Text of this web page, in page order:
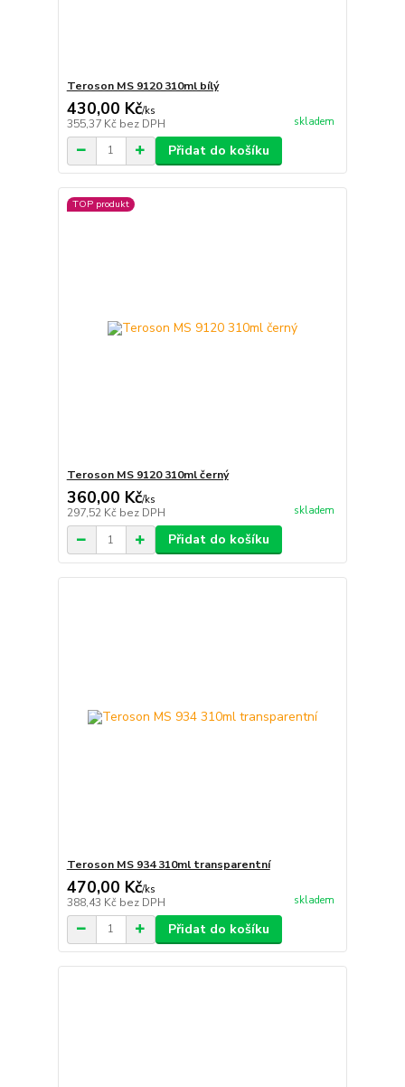
Teroson MS 9120 310ml bílý
430,00 Kč/ks
355,37 Kč bez DPH skladem
Přidat do košíku
TOP produkt
Teroson MS 9120 310ml černý
360,00 Kč/ks
297,52 Kč bez DPH skladem
Přidat do košíku
Teroson MS 934 310ml transparentní
470,00 Kč/ks
388,43 Kč bez DPH skladem
Přidat do košíku